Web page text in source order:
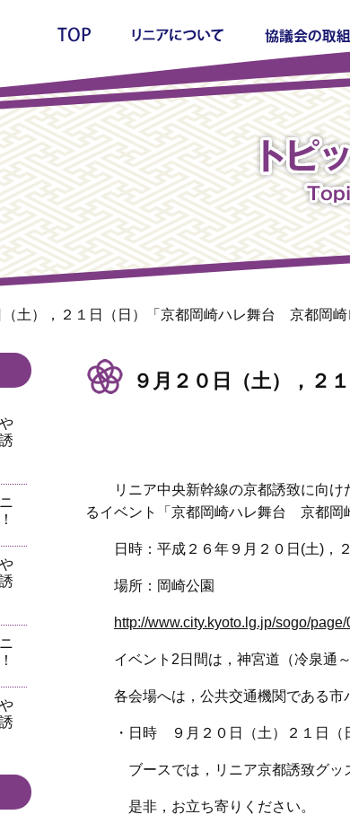
（土），２１日（日）「京都岡崎ハレ舞台 京都岡崎
９月２０日（土），２
リニア中央新幹線の京都誘致に向け
るイベント「京都岡崎ハレ舞台 京都岡
日時：平成２６年９月２０日(土)，
場所：岡崎公園
http://www.city.kyoto.lg.jp/sogo/
イベント2日間は，神宮道（冷泉通
各会場へは，公共交通機関である市
・日時 ９月２０日（土）２１日（
ブースでは，リニア京都誘致グッ
是非，お立ち寄りください。